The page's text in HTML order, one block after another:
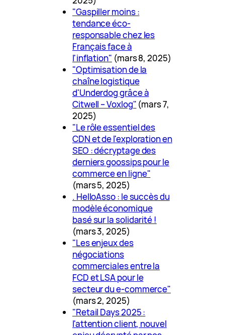
"Gaspiller moins :
tendance éco-
responsable chez les
Français face à
l'inflation" (mars 8, 2025)
"Optimisation de la
chaîne logistique
d'Underdog grâce à
Citwell – Voxlog" (mars 7,
2025)
"Le rôle essentiel des
CDN et de l'exploration en
SEO : décryptage des
derniers goossips pour le
commerce en ligne"
(mars 5, 2025)
. HelloAsso : le succès du
modèle économique
basé sur la solidarité !
(mars 3, 2025)
"Les enjeux des
négociations
commerciales entre la
FCD et LSA pour le
secteur du e-commerce"
(mars 2, 2025)
"Retail Days 2025 :
l'attention client, nouvel